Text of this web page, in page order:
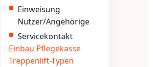
Einweisung
Nutzer/Angehörige
Servicekontakt
Einbau Pflegekasse
Treppenlift-Typen